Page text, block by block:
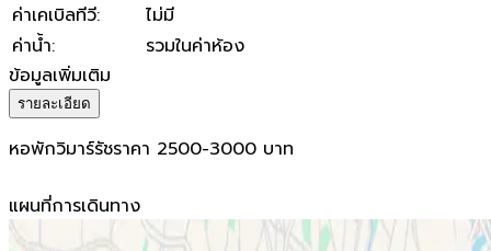
ค่าเคเบิลทีวี:
ไม่มี
ค่าน้ำ:
รวมในค่าห้อง
ข้อมูลเพิ่มเติม
รายละเอียด
หอพักวิมาร์รัชราคา 2500-3000 บาท
แผนที่การเดินทาง